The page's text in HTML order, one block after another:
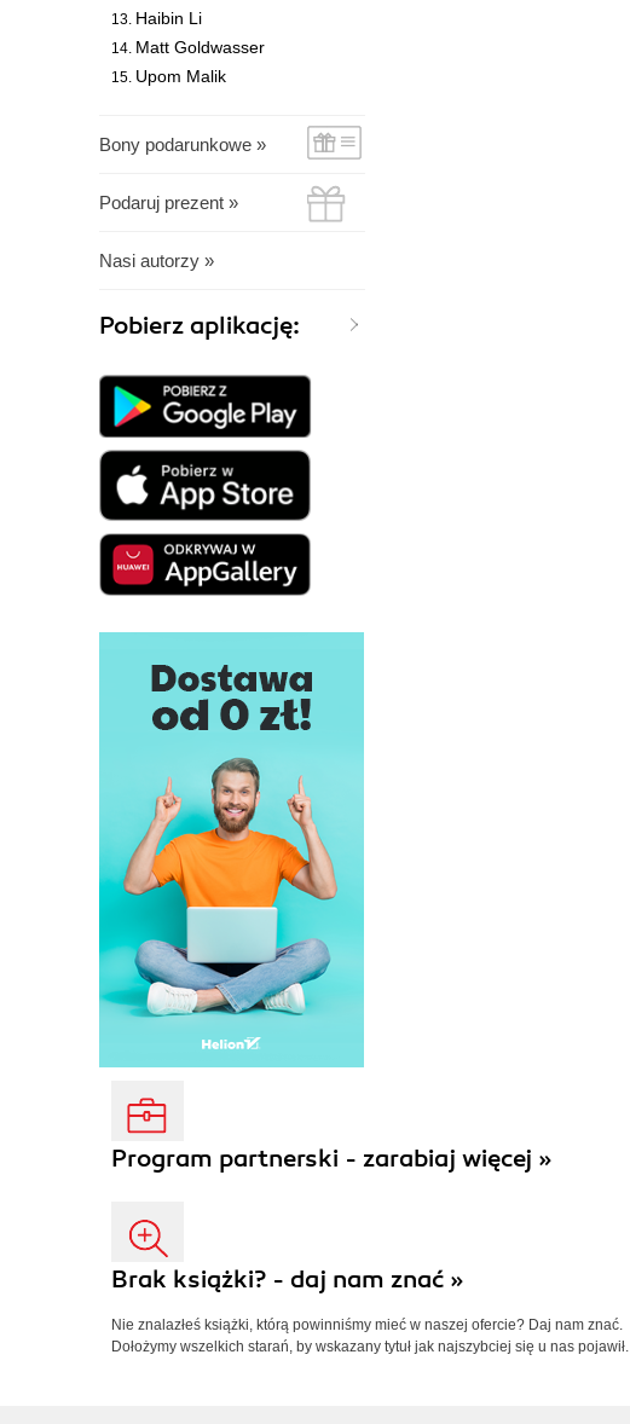
Haibin Li
Matt Goldwasser
Upom Malik
Bony podarunkowe »
Podaruj prezent »
Nasi autorzy »
Pobierz aplikację:
Program partnerski - zarabiaj więcej »
Brak książki? - daj nam znać »
Nie znalazłeś książki, którą powinniśmy mieć w naszej ofercie? Daj nam znać.
Dołożymy wszelkich starań, by wskazany tytuł jak najszybciej się u nas pojawił.